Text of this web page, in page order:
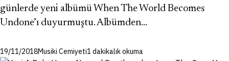
günlerde yeni albümü When The World Becomes
Undone’ı duyurmuştu. Albümden…
19/11/2018Musiki Cemiyeti1 dakikalık okuma